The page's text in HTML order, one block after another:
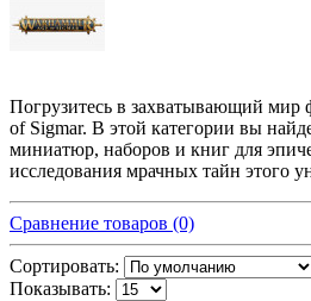
Погрузитесь в захватывающий мир
of Sigmar. В этой категории вы
миниатюр, наборов и книг для
исследования мрачных тайн этого
Сравнение товаров (0)
Сортировать:
Показывать: